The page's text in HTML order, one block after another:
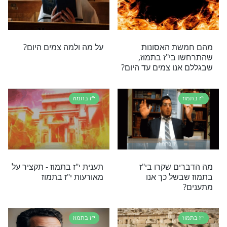
בארבע
באב
יום י"ז בתמוז - פורענות שניה
י"ז בתמוז